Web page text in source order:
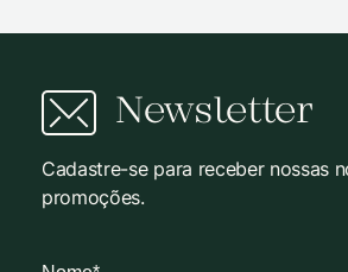
Newsletter
Cadastre-se para receber nossas
promoções.